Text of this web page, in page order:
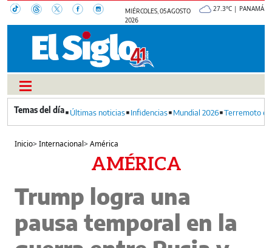
MIÉRCOLES, 05 AGOSTO
2026
27.3°C | PANAMÁ
Últimas noticias Infidencias Mundial 2026 Terremoto
Inicio>Internacional>América
AMÉRICA
Trump logra una
pausa temporal en la